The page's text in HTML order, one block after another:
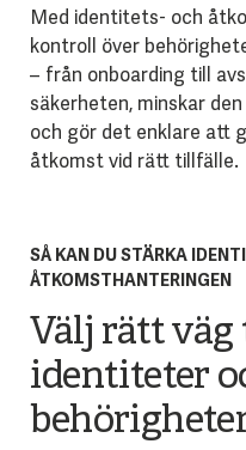
Med identitets- och
kontroll över
– från onboarding till
säkerheten, minskar
och gör det enklare att
åtkomst vid rätt tillfälle.
SÅ KAN DU STÄRKA
ÅTKOMSTHANTERINGEN
Välj rätt
identiteter